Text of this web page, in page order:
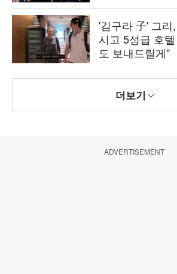
'김구라 子' 그리
시고 5성급 호
도 보내드릴게"
더보기
ADVERTISEMENT